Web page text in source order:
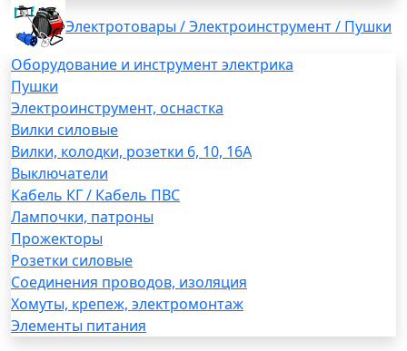
Электротовары / Электроинструмент / Пушки
Оборудование и инструмент электрика
Пушки
Электроинструмент, оснастка
Вилки силовые
Вилки, колодки, розетки 6, 10, 16А
Выключатели
Кабель КГ / Кабель ПВС
Лампочки, патроны
Прожекторы
Розетки силовые
Соединения проводов, изоляция
Хомуты, крепеж, электромонтаж
Элементы питания